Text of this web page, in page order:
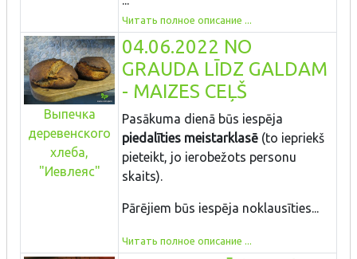
Читать полное описание ...
Выпечка
деревенского
хлеба,
"Иевлеяс"
04.06.2022 NO
GRAUDA LĪDZ GALDAM
- MAIZES CEĻŠ
Pasākuma dienā būs iespēja
piedalīties meistarklasē (to iepriekš
pieteikt, jo ierobežots personu
skaits).
Pārējiem būs iespēja noklausīties...
Читать полное описание ...